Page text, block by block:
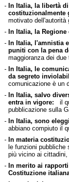
- In Italia, la libertà
costituzionalmente
motivato dell'autorità
- In Italia, la Regione
- In Italia, l'amnistia
puniti con la pena
maggioranza dei
- In Italia, le
da segreto
comunicazione è un
- In Italia, salvo
entra in vigore: il
pubblicazione sulla
- In Italia, sono
abbiano compiuto il
- In materia
le funzioni pubbliche
più vicino ai
- In merito ai
Costituzione